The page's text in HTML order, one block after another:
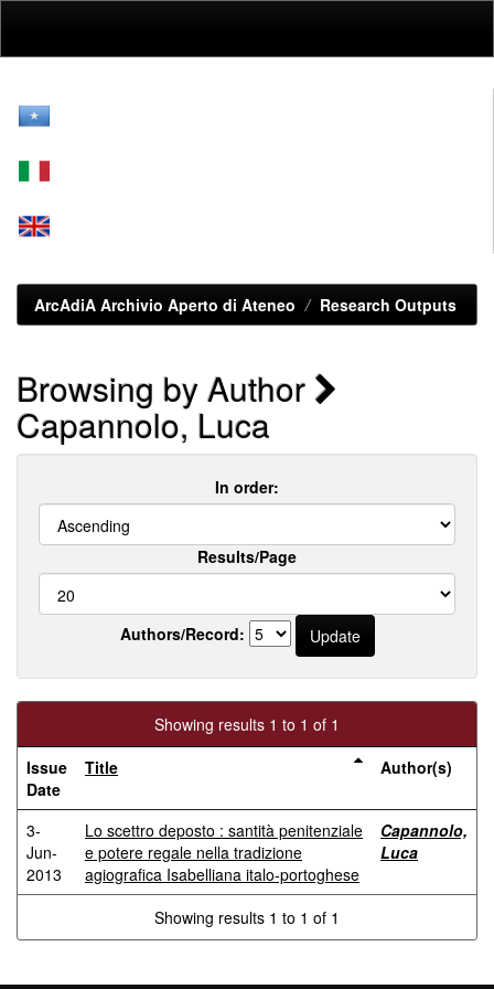
ArcAdiA Archivio Aperto di Ateneo Research Outputs
Browsing by Author
Capannolo, Luca
In order:
Results/Page
Authors/Record:
Showing results 1 to 1 of 1
Issue
Date
Title Author(s)
3-
Jun-
2013
Lo scettro deposto : santità penitenziale
e potere regale nella tradizione
agiografica Isabelliana italo-portoghese
Capannolo,
Luca
Showing results 1 to 1 of 1